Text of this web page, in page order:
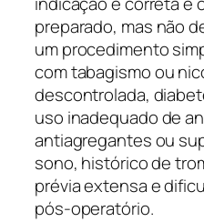
preparado, mas não
um procedimento
com tabagismo ou
descontrolada,
uso inadequado de
antiagregantes ou
sono, histórico de
prévia extensa e
pós-operatório.